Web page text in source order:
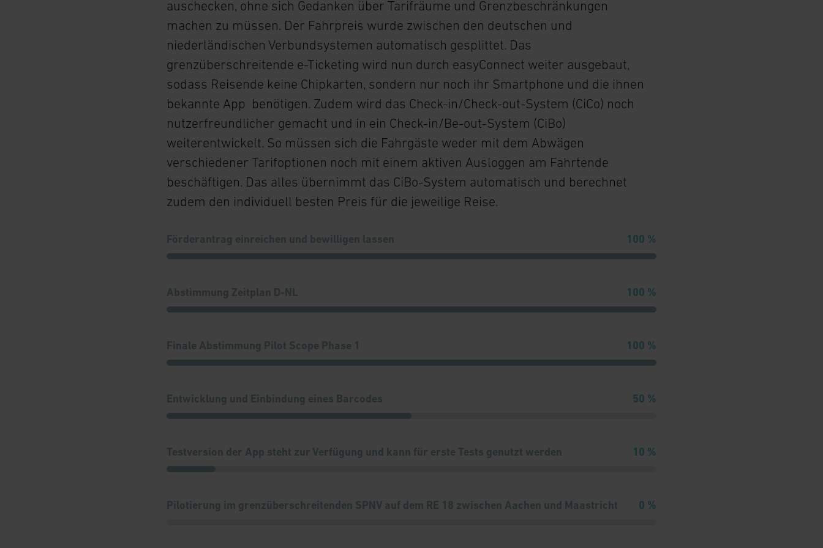
w
a
l
auschecken, ohne sich Gedanken über Tarifräume und Grenzbeschränkungen
machen zu müssen. Der Fahrpreis wurde zwischen den deutschen und
niederländischen Verbundsystemen automatisch gesplittet. Das
grenzüberschreitende e-Ticketing wird nun durch easyConnect weiter ausgebaut,
sodass Reisende keine Chipkarten, sondern nur noch ihr Smartphone und die ihnen
bekannte App benötigen. Zudem wird das Check-in/Check-out-System (CiCo) noch
nutzerfreundlicher gemacht und in ein Check-in/Be-out-System (CiBo)
weiterentwickelt. So müssen sich die Fahrgäste weder mit dem Abwägen
verschiedener Tarifoptionen noch mit einem aktiven Ausloggen am Fahrtende
beschäftigen. Das alles übernimmt das CiBo-System automatisch und berechnet
zudem den individuell besten Preis für die jeweilige Reise.
Förderantrag einreichen und bewilligen lassen 100 %
Abstimmung Zeitplan D-NL 100 %
Finale Abstimmung Pilot Scope Phase 1 100 %
Entwicklung und Einbindung eines Barcodes 50 %
Testversion der App steht zur Verfügung und kann für erste Tests genutzt werden 10 %
Pilotierung im grenzüberschreitenden SPNV auf dem RE 18 zwischen Aachen und Maastricht 0 %